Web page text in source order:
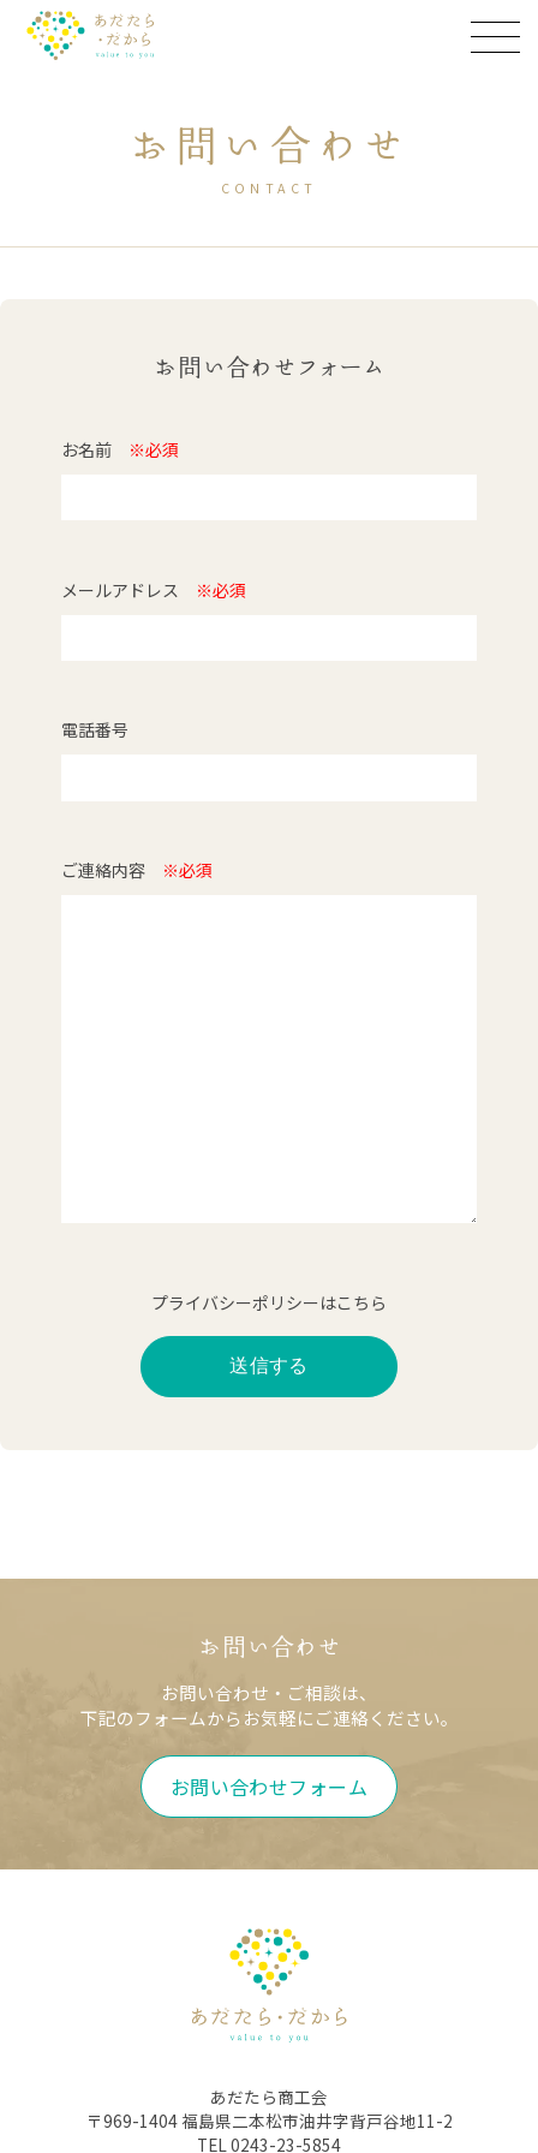
お問い合わせ
CONTACT
お問い合わせフォーム
お名前 ※必須
メールアドレス ※必須
電話番号
ご連絡内容 ※必須
プライバシーポリシーはこちら
お問い合わせ
お問い合わせ・ご相談は、
下記のフォームからお気軽にご連絡ください。
お問い合わせフォーム
あだたら商工会
〒969-1404 福島県二本松市油井字背戸谷地11-2
TEL 0243-23-5854